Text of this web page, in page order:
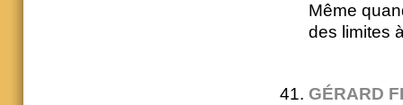
Même
des limites
GÉRARD